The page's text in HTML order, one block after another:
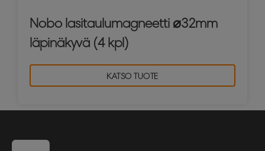
Nobo lasitaulumagneetti ⌀32mm
läpinäkyvä (4 kpl)
KATSO TUOTE